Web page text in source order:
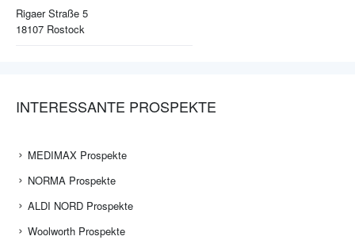
Rigaer Straße 5
18107 Rostock
INTERESSANTE PROSPEKTE
MEDIMAX Prospekte
NORMA Prospekte
ALDI NORD Prospekte
Woolworth Prospekte